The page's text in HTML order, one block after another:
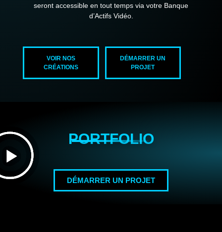
seront accessible en tout temps via votre Banque
d’Actifs Vidéo.
VOIR NOS
CRÉATIONS
DÉMARRER UN
PROJET
PORTFOLIO
DÉMARRER UN PROJET